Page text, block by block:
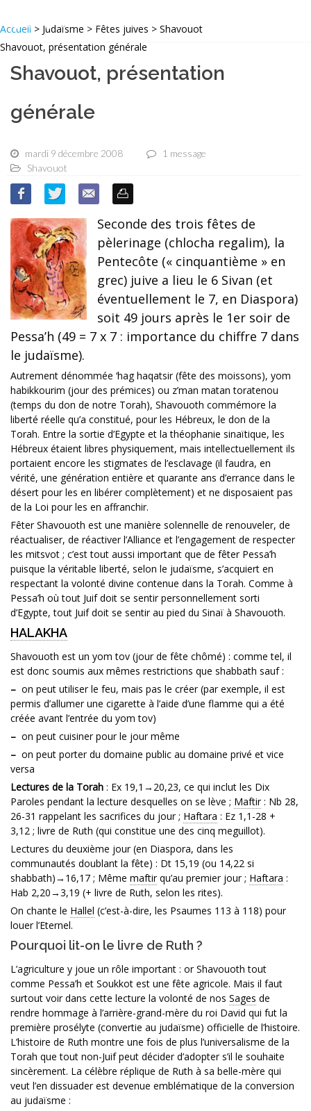
Accueil > Judaïsme > Fêtes juives > Shavouot
Shavouot, présentation générale
Shavouot, présentation
générale
mardi 9 décembre 2008
1 message
Shavouot
Seconde des trois fêtes de
pèlerinage (chlocha regalim), la
Pentecôte (« cinquantième » en
grec) juive a lieu le 6 Sivan (et
éventuellement le 7, en Diaspora)
soit 49 jours après le 1er soir de
Pessa’h (49 = 7 x 7 : importance du chiffre 7 dans
le judaïsme).
Autrement dénommée ‘hag haqatsir (fête des moissons), yom
habikkourim (jour des prémices) ou z’man matan toratenou
(temps du don de notre Torah), Shavouoth commémore la
liberté réelle qu’a constitué, pour les Hébreux, le don de la
Torah. Entre la sortie d’Egypte et la théophanie sinaïtique, les
Hébreux étaient libres physiquement, mais intellectuellement ils
portaient encore les stigmates de l’esclavage (il faudra, en
vérité, une génération entière et quarante ans d’errance dans le
désert pour les en libérer complètement) et ne disposaient pas
de la Loi pour les en affranchir.
Fêter Shavouoth est une manière solennelle de renouveler, de
réactualiser, de réactiver l’Alliance et l’engagement de respecter
les mitsvot ; c’est tout aussi important que de fêter Pessa’h
puisque la véritable liberté, selon le judaïsme, s’acquiert en
respectant la volonté divine contenue dans la Torah. Comme à
Pessa’h où tout Juif doit se sentir personnellement sorti
d’Egypte, tout Juif doit se sentir au pied du Sinaï à Shavouoth.
HALAKHA
Shavouoth est un yom tov (jour de fête chômé) : comme tel, il
est donc soumis aux mêmes restrictions que shabbath sauf :
– on peut utiliser le feu, mais pas le créer (par exemple, il est
permis d’allumer une cigarette à l’aide d’une flamme qui a été
créée avant l’entrée du yom tov)
– on peut cuisiner pour le jour même
– on peut porter du domaine public au domaine privé et vice
versa
Lectures de la Torah : Ex 19,1→20,23, ce qui inclut les Dix
Paroles pendant la lecture desquelles on se lève ; Maftir: Nb 28,
26-31 rappelant les sacrifices du jour ; Haftara : Ez 1,1-28 +
3,12 ; livre de Ruth (qui constitue une des cinq meguillot).
Lectures du deuxième jour (en Diaspora, dans les
communautés doublant la fête) : Dt 15,19 (ou 14,22 si
shabbath)→16,17 ; Même maftirqu’au premier jour ; Haftara :
Hab 2,20→3,19 (+ livre de Ruth, selon les rites).
On chante le Hallel (c’est-à-dire, les Psaumes 113 à 118) pour
louer l’Eternel.
Pourquoi lit-on le livre de Ruth ?
L’agriculture y joue un rôle important : or Shavouoth tout
comme Pessa’h et Soukkot est une fête agricole. Mais il faut
surtout voir dans cette lecture la volonté de nos Sages de
rendre hommage à l’arrière-grand-mère du roi David qui fut la
première prosélyte (convertie au judaïsme) officielle de l’histoire.
L’histoire de Ruth montre une fois de plus l’universalisme de la
Torah que tout non-Juif peut décider d’adopter s’il le souhaite
sincèrement. La célèbre réplique de Ruth à sa belle-mère qui
veut l’en dissuader est devenue emblématique de la conversion
au judaïsme :